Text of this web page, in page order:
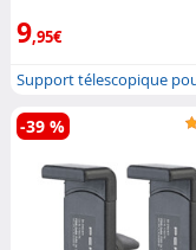
9,95€
Support télescopique
Smartphon...
-39 %